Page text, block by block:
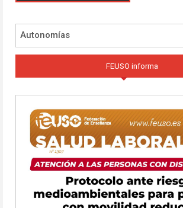
Autonomías
FEUSO informa